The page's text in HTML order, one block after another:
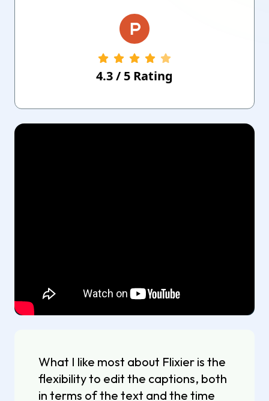
4.3/ 5 Rating
What I like most about Flixier is the
flexibility to edit the captions, both
in terms of the text and the time